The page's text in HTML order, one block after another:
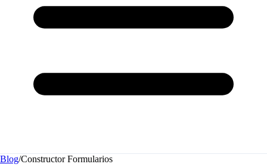
Blog/Constructor Formularios